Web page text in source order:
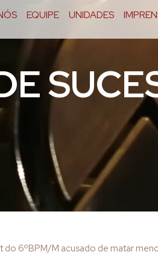
EQUIPE UNIDADES
do 6ºBPM/M acusado de matar